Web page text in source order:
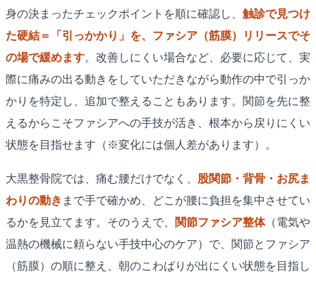
身の決まったチェックポイントを順に確認し、 触診で見つけ
た硬結＝「引っかかり」を、ファシア（筋膜）リリースでそ
の場で緩めます。改善しにくい場合など、必要に応じて、実
際に痛みの出る動きをしていただきながら動作の中で引っか
かりを特定し、追加で整えることもあります。関節を先に整
えるからこそファシアへの手技が活き、根本から戻りにくい
状態を目指せます（※変化には個人差があります）。
大黒整骨院では、痛む腰だけでなく、 股関節・背骨・お尻ま
わりの動き まで手で確かめ、どこが腰に負担を集中させてい
るかを見立てます。そのうえで、
関節ファシア整体（電気や
温熱の機械に頼らない手技中心のケア）で、関節とファシア
（筋膜）の順に整え、朝のこわばりが出にくい状態を目指し